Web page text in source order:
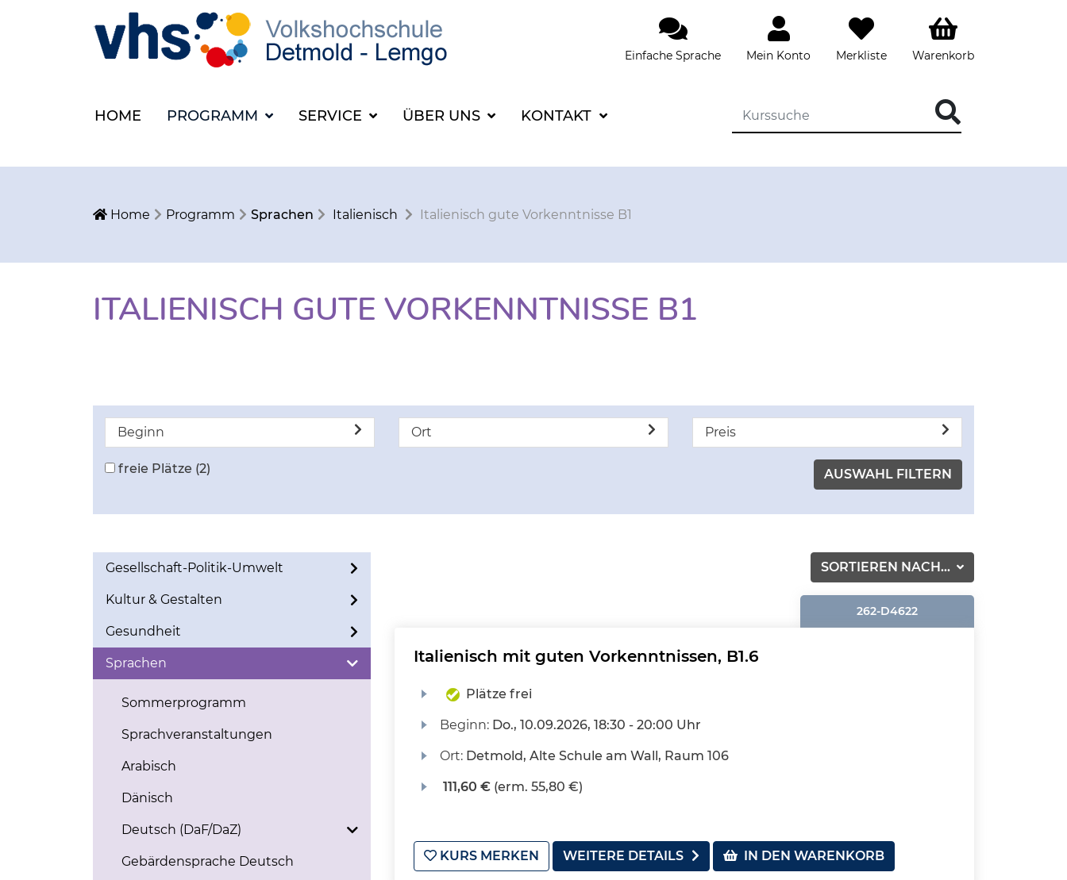
Einfache Sprache Mein Konto Merkliste Warenkorb
HOME PROGRAMM SERVICE ÜBER UNS KONTAKT
Home Programm Sprachen Italienisch Italienisch gute Vorkenntnisse B1
ITALIENISCH GUTE VORKENNTNISSE B1
Beginn Ort Preis
freie Plätze (2)
Gesellschaft-Politik-Umwelt
Kultur & Gestalten
Gesundheit
Sprachen
Sommerprogramm
Sprachveranstaltungen
Arabisch
Dänisch
Deutsch (DaF/DaZ)
Gebärdensprache Deutsch
SORTIEREN NACH...
262-D4622
Italienisch mit guten Vorkenntnissen, B1.6
Plätze frei
Beginn: Do., 10.09.2026, 18:30 - 20:00 Uhr
Ort: Detmold, Alte Schule am Wall, Raum 106
111,60 €(erm. 55,80 €)
KURS MERKEN WEITERE DETAILS IN DEN WARENKORB